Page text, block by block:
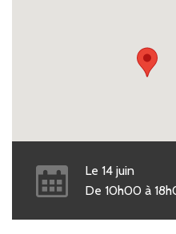
Le 14 juin
De 10h00 à